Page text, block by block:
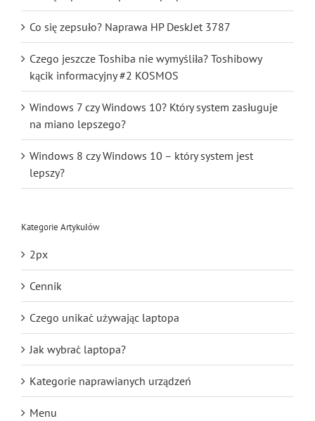
Co się zepsuło? Naprawa HP DeskJet 3787
Czego jeszcze Toshiba nie wymyśliła? Toshibowy
kącik informacyjny #2 KOSMOS
Windows 7 czy Windows 10? Który system zasługuje
na miano lepszego?
Windows 8 czy Windows 10 – który system jest
lepszy?
Kategorie Artykułów
2px
Cennik
Czego unikać używając laptopa
Jak wybrać laptopa?
Kategorie naprawianych urządzeń
Menu